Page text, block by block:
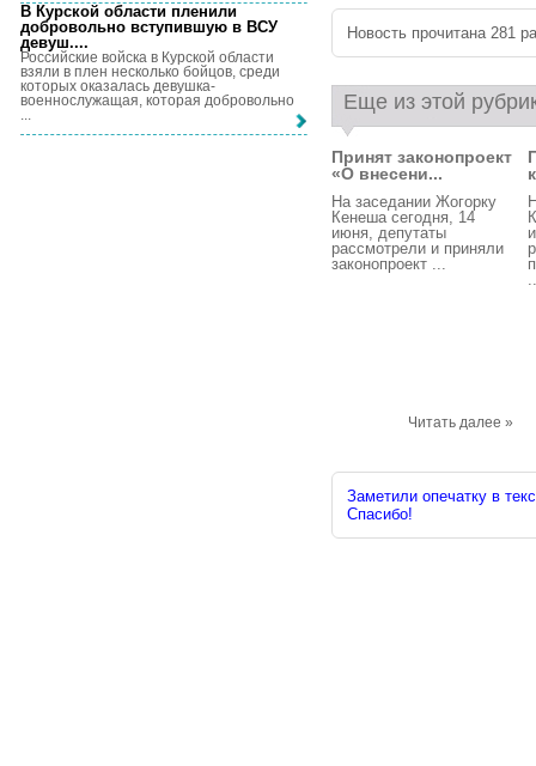
Новость прочитана 281
Еще из этой
Принят законопроект
«О внесени...
На заседании Жогорку
Кенеша сегодня, 14
июня, депутаты
рассмотрели и приняли
законопроект ...
Читать далее »
Заметили опечатку в
Спасибо!
В Курской области пленили
добровольно вступившую в ВСУ
девуш....
Российские войска в Курской области
взяли в плен несколько бойцов, среди
которых оказалась девушка-
военнослужащая, которая добровольно
...